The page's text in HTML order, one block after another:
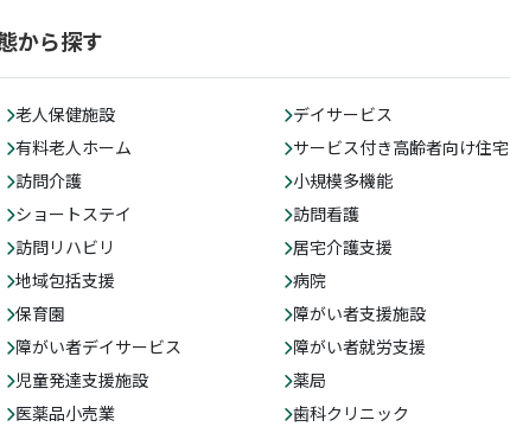
から探す
老人保健施設
デイサービス
有料老人ホーム
サービス付き高齢者向け住宅
訪問介護
小規模多機能
ショートステイ
訪問看護
訪問リハビリ
居宅介護支援
地域包括支援
病院
保育園
障がい者支援施設
障がい者デイサービス
障がい者就労支援
児童発達支援施設
薬局
医薬品小売業
歯科クリニック